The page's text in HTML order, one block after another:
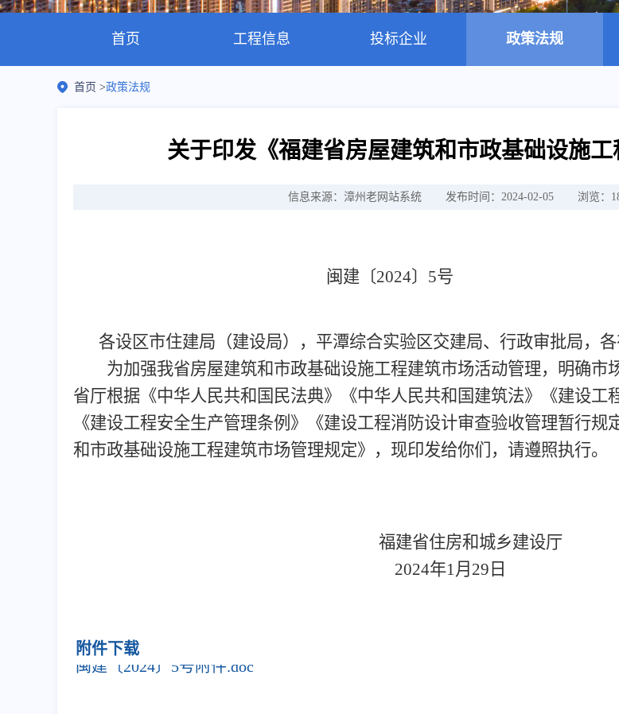
首页 工程信息 投标企业 政策法规
首页 >政策法规
关于印发《福建省房屋建筑和市政基础设施
信息来源：漳州老网站系统 发布时间：2024-02-05 浏览：
闽建〔2024〕5号
各设区市住建局（建设局），平潭综合实验区交建局、行政审批局，各
为加强我省房屋建筑和市政基础设施工程建筑市场活动管理，明确市
省厅根据《中华人民共和国民法典》《中华人民共和国建筑法》《建设工
《建设工程安全生产管理条例》《建设工程消防设计审查验收管理暂行
和市政基础设施工程建筑市场管理规定》，现印发给你们，请遵照执行。
福建省住房和城乡建设厅
2024年1月29日
附件下载
闽建〔2024〕5号附件.doc